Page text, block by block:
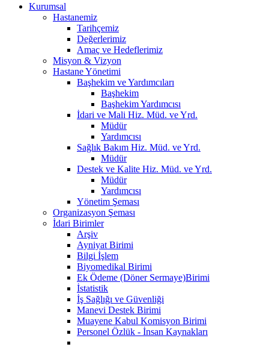
Kurumsal
Hastanemiz
Tarihçemiz
Değerlerimiz
Amaç ve Hedeflerimiz
Misyon & Vizyon
Hastane Yönetimi
Başhekim ve Yardımcıları
Başhekim
Başhekim Yardımcısı
İdari ve Mali Hiz. Müd. ve Yrd.
Müdür
Yardımcısı
Sağlık Bakım Hiz. Müd. ve Yrd.
Müdür
Destek ve Kalite Hiz. Müd. ve Yrd.
Müdür
Yardımcısı
Yönetim Şeması
Organizasyon Şeması
İdari Birimler
Arşiv
Ayniyat Birimi
Bilgi İşlem
Biyomedikal Birimi
Ek Ödeme (Döner Sermaye)Birimi
İstatistik
İş Sağlığı ve Güvenliği
Manevi Destek Birimi
Muayene Kabul Komisyon Birimi
Personel Özlük - İnsan Kaynakları